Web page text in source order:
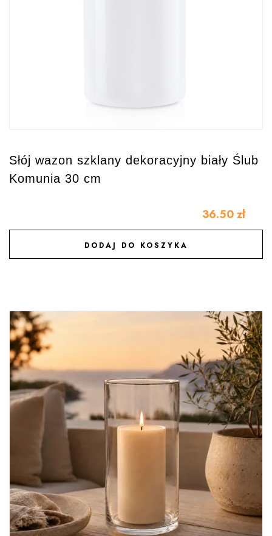
Słój wazon szklany dekoracyjny biały Ślub
Komunia 30 cm
36.50 zł
DODAJ DO KOSZYKA
DODAJ DO ULUBIONYCH